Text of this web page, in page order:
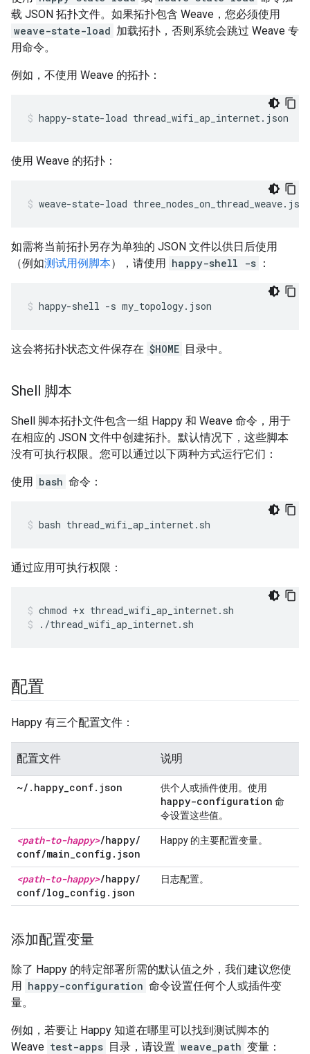
载 JSON 拓扑文件。如果拓扑包含 Weave，您必须使用
weave-state-load 加载拓扑，否则系统会跳过 Weave 专
用命令。
例如，不使用 Weave 的拓扑：
happy-state-load thread_wifi_ap_internet.json
使用 Weave 的拓扑：
weave-state-load three_nodes_on_thread_weave.json
如需将当前拓扑另存为单独的 JSON 文件以供日后使用
（例如测试用例脚本），请使用 happy-shell -s ：
happy-shell -s my_topology.json
这会将拓扑状态文件保存在 $HOME 目录中。
Shell 脚本
Shell 脚本拓扑文件包含一组 Happy 和 Weave 命令，用于
在相应的 JSON 文件中创建拓扑。默认情况下，这些脚本
没有可执行权限。您可以通过以下两种方式运行它们：
使用 bash 命令：
bash thread_wifi_ap_internet.sh
通过应用可执行权限：
chmod +x thread_wifi_ap_internet.sh
./thread_wifi_ap_internet.sh
配置
Happy 有三个配置文件：
配置文件 说明
~/ . happy_conf. json 供个人或插件使用。使用
happy-configuration 命
令设置这些值。
<path-to-happy>/happy/
conf/main_config . json
Happy 的主要配置变量。
<path-to-happy>/happy/
conf/log_config . json
日志配置。
添加配置变量
除了 Happy 的特定部署所需的默认值之外，我们建议您使
用 happy-configuration 命令设置任何个人或插件变
量。
例如，若要让 Happy 知道在哪里可以找到测试脚本的
Weave test-apps 目录，请设置 weave_path 变量：